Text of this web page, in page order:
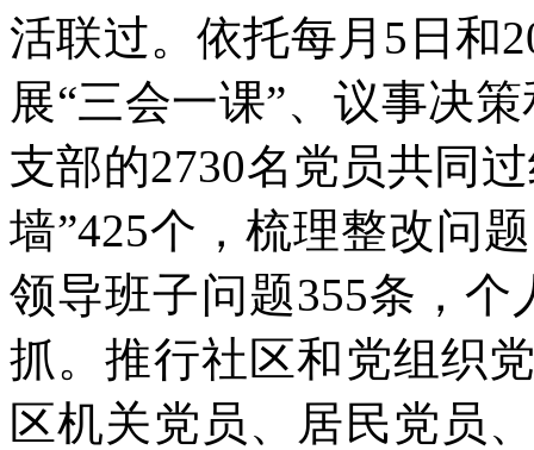
活联过。依托每月5日和
展“三会一课”、议事决
支部的2730名党员共同
墙”425个，梳理整改问
领导班子问题355条，
抓。推行社区和党组织
区机关党员、居民党员